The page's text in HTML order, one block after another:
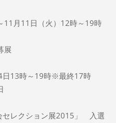
月11日（火）12時～19時
展
13時～19時※最終17時
セレクション展2015」 入選